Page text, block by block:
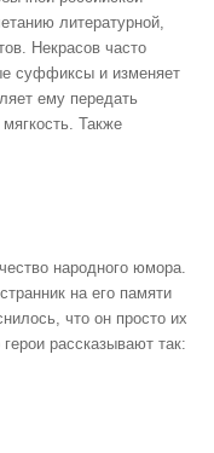
литературной,
Некрасов часто
суффиксы и изменяет
ему передать
Также
народного юмора.
на его памяти
что он просто их
рассказывают так: